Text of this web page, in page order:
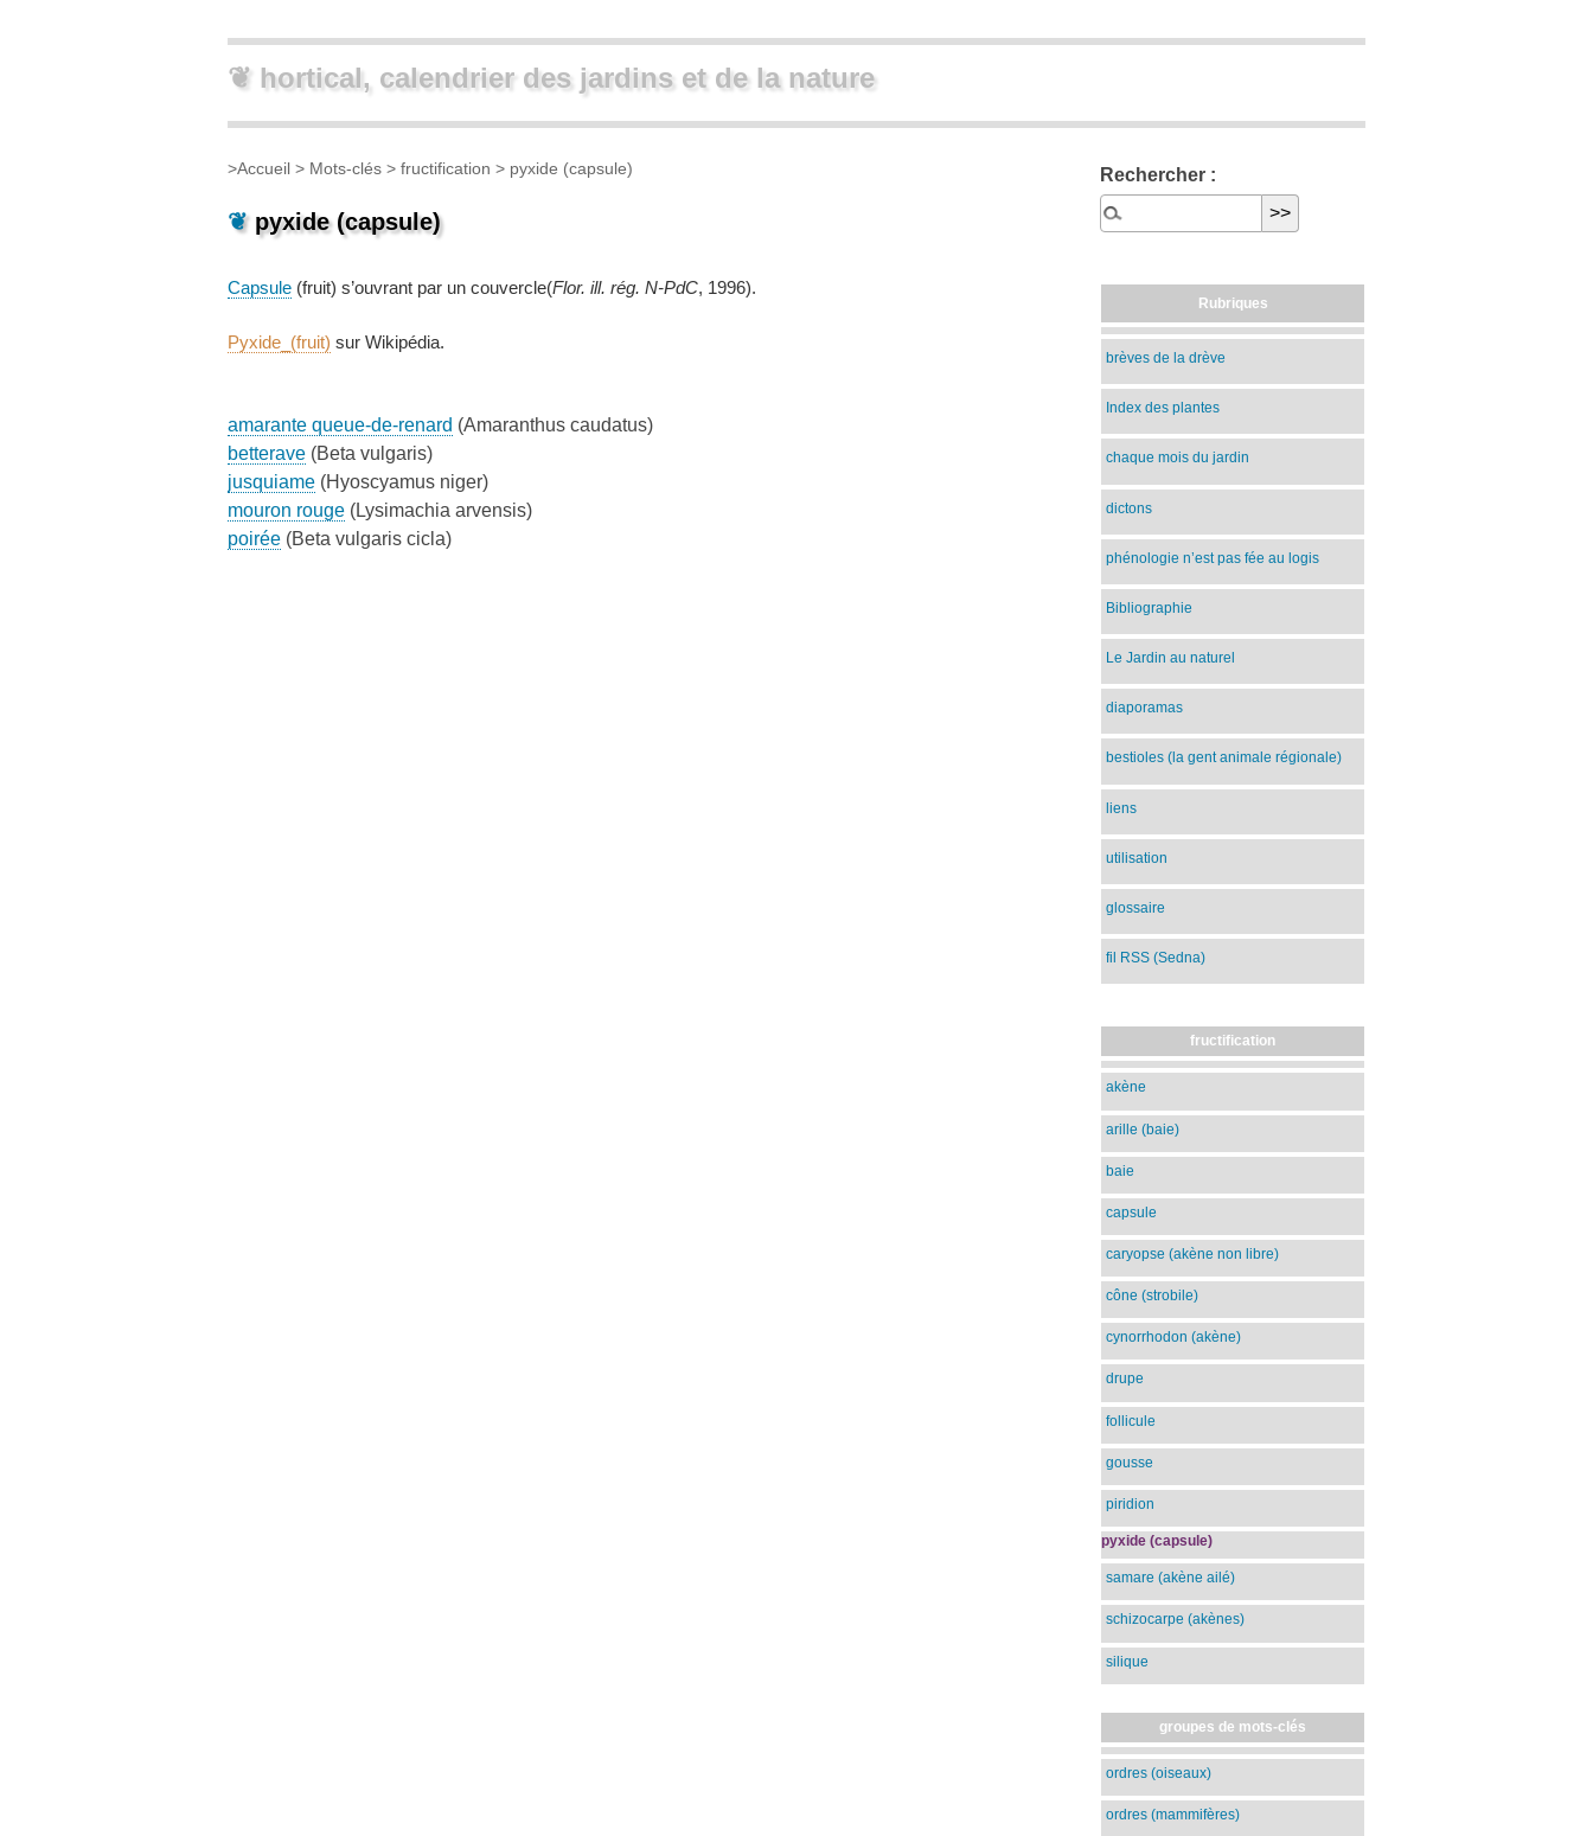
❦ hortical, calendrier des jardins et de la nature
>Accueil > Mots-clés > fructification > pyxide (capsule)
❦ pyxide (capsule)
Capsule (fruit) s’ouvrant par un couvercle(Flor. ill. rég. N-PdC, 1996).
Pyxide_(fruit) sur Wikipédia.
amarante queue-de-renard (Amaranthus caudatus)
betterave (Beta vulgaris)
jusquiame (Hyoscyamus niger)
mouron rouge (Lysimachia arvensis)
poirée (Beta vulgaris cicla)
Rechercher :
Rubriques
brèves de la drève
Index des plantes
chaque mois du jardin
dictons
phénologie n’est pas fée au logis
Bibliographie
Le Jardin au naturel
diaporamas
bestioles (la gent animale régionale)
liens
utilisation
glossaire
fil RSS (Sedna)
fructification
akène
arille (baie)
baie
capsule
caryopse (akène non libre)
cône (strobile)
cynorrhodon (akène)
drupe
follicule
gousse
piridion
pyxide (capsule)
samare (akène ailé)
schizocarpe (akènes)
silique
groupes de mots-clés
ordres (oiseaux)
ordres (mammifères)